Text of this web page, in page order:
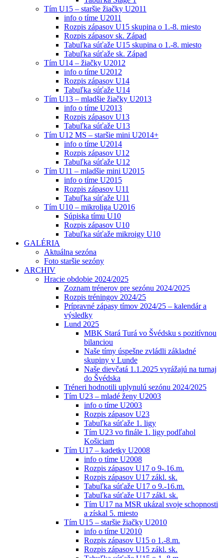
Tím U15 – staršie žiačky U2011
info o tíme U2011
Rozpis zápasov U15 skupina o 1.-8. miesto
Rozpis zápasov sk. Západ
Tabuľka súťaže U15 skupina o 1.-8. miesto
Tabuľka súťaže sk. Západ
Tím U14 – žiačky U2012
info o tíme U2012
Rozpis zápasov U14
Tabuľka súťaže U14
Tím U13 – mladšie žiačky U2013
info o tíme U2013
Rozpis zápasov U13
Tabuľka súťaže U13
Tím U12 MS – staršie mini U2014+
info o tíme U2014
Rozpis zápasov U12
Tabuľka súťaže U12
Tím U11 – mladšie mini U2015
info o tíme U2015
Rozpis zápasov U11
Tabuľka súťaže U11
Tím U10 – mikroliga U2016
Súpiska tímu U10
Rozpis zápasov U10
Tabuľka súťaže mikroigy U10
GALÉRIA
Aktuálna sezóna
Foto staršie sezóny
ARCHIV
Hracie obdobie 2024/2025
Zoznam trénerov pre sezónu 2024/2025
Rozpis tréningov 2024/25
Prípravné zápasy tímov 2024/25 – kalendár a
výsledky
Lund 2025
MBK Stará Turá vo Švédsku s pozitívnou
bilanciou
Naše tímy úspešne zvládli základné
skupiny v Lunde
Naše dievčatá 1.1.2025 vyrážajú na turnaj
do Švédska
Tréneri hodnotili uplynulú sezónu 2024/2025
Tím U23 – mladé ženy U2003
info o tíme U2003
Rozpis zápasov U23
Tabuľka súťaže 1. ligy
Tím U23 vo finále 1. ligy podľahol
Košiciam
Tím U17 – kadetky U2008
info o tíme U2008
Rozpis zápasov U17 o 9-.16.m.
Rozpis zápasov U17 zákl. sk.
Tabuľka súťaže U17 o 9.-16.m.
Tabuľka súťaže U17 zákl. sk.
Tím U17 na MSR ukázal svoje schopnosti
a získal 5. miesto
Tím U15 – staršie žiačky U2010
info o tíme U2010
Rozpis zápasov U15 o 1.-8.m.
Rozpis zápasov U15 zákl. sk.